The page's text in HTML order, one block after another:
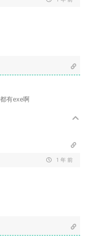
有exe啊
1 年 前